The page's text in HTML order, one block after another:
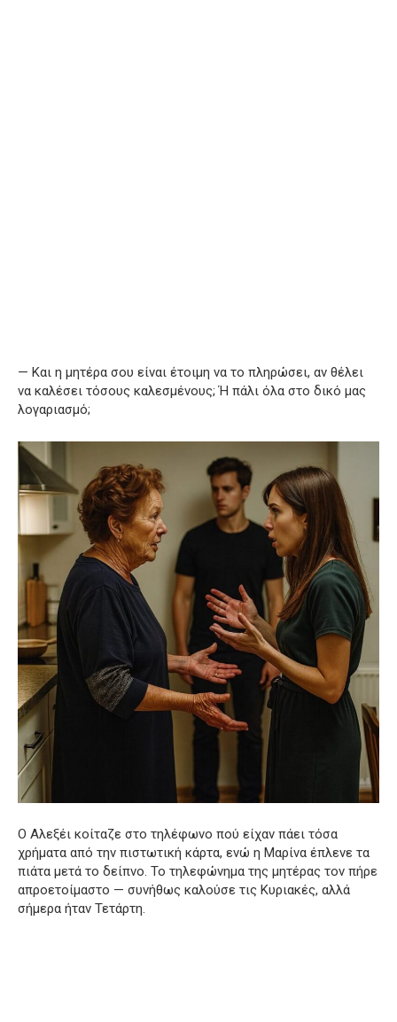
— Και η μητέρα σου είναι έτοιμη να το πληρώσει, αν θέλει
να καλέσει τόσους καλεσμένους; Ή πάλι όλα στο δικό μας
λογαριασμό;
Ο Αλεξέι κοίταζε στο τηλέφωνο πού είχαν πάει τόσα
χρήματα από την πιστωτική κάρτα, ενώ η Μαρίνα έπλενε τα
πιάτα μετά το δείπνο. Το τηλεφώνημα της μητέρας τον πήρε
απροετοίμαστο — συνήθως καλούσε τις Κυριακές, αλλά
σήμερα ήταν Τετάρτη.